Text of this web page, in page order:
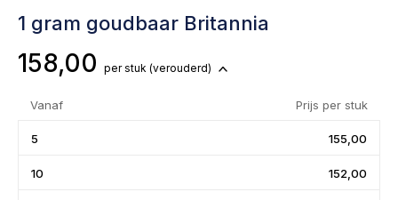
1 gram goudbaar Britannia
158,00 per stuk (verouderd)
Vanaf Prijs per stuk
5 155,00
10 152,00